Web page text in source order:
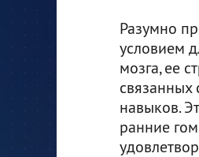
Разумно
условием
мозга, ее
связанных
навыков.
ранние